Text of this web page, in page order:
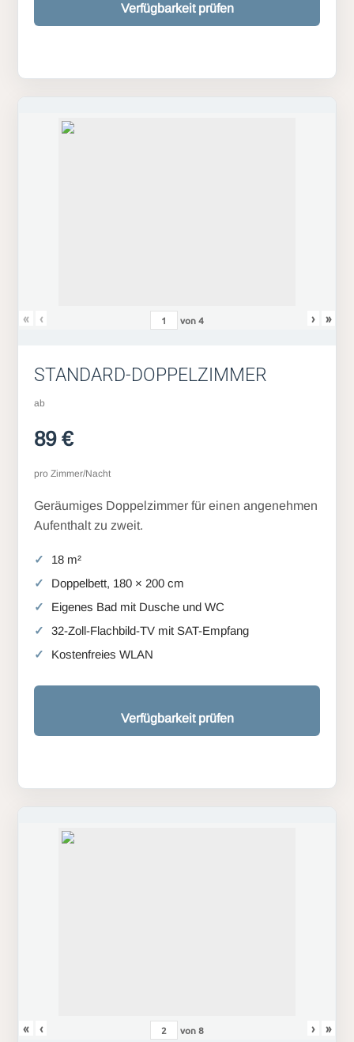
Verfügbarkeit prüfen
« ‹ von4 › »
STANDARD-DOPPELZIMMER
ab
89 €
pro Zimmer/Nacht
Geräumiges Doppelzimmer für einen angenehmen
Aufenthalt zu zweit.
18 m²
Doppelbett, 180 × 200 cm
Eigenes Bad mit Dusche und WC
32-Zoll-Flachbild-TV mit SAT-Empfang
Kostenfreies WLAN
Verfügbarkeit prüfen
« ‹ von8 › »